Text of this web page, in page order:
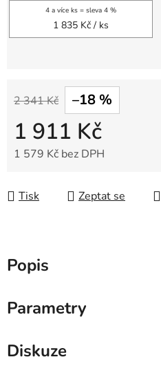
4 a více ks = sleva 4 %
1 835 Kč / ks
2 341 Kč –18 %
1 911 Kč
1 579 Kč bez DPH
Tisk
Zeptat se
Popis
Parametry
Diskuze